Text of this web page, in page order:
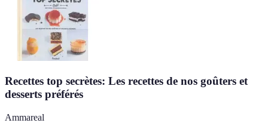
Recettes top secrètes: Les recettes de nos goûters et
desserts préférés
Ammareal